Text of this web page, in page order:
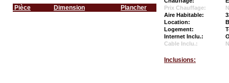
Pièce Dimension Plancher
Prix Chauffage:
Aire Habitable:
Location:
Logement:
Internet Inclu.:
Cable Inclu.:
Inclusions: